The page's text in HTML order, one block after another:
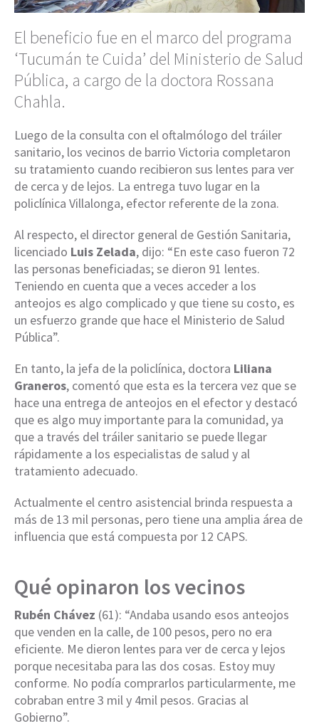
El beneficio fue en el marco del programa
‘Tucumán te Cuida’ del Ministerio de Salud
Pública, a cargo de la doctora Rossana
Chahla.
Luego de la consulta con el oftalmólogo del tráiler
sanitario, los vecinos de barrio Victoria completaron
su tratamiento cuando recibieron sus lentes para ver
de cerca y de lejos. La entrega tuvo lugar en la
policlínica Villalonga, efector referente de la zona.
Al respecto, el director general de Gestión Sanitaria,
licenciado Luis Zelada, dijo: “En este caso fueron 72
las personas beneficiadas; se dieron 91 lentes.
Teniendo en cuenta que a veces acceder a los
anteojos es algo complicado y que tiene su costo, es
un esfuerzo grande que hace el Ministerio de Salud
Pública”.
En tanto, la jefa de la policlínica, doctora Liliana
Graneros, comentó que esta es la tercera vez que se
hace una entrega de anteojos en el efector y destacó
que es algo muy importante para la comunidad, ya
que a través del tráiler sanitario se puede llegar
rápidamente a los especialistas de salud y al
tratamiento adecuado.
Actualmente el centro asistencial brinda respuesta a
más de 13 mil personas, pero tiene una amplia área de
influencia que está compuesta por 12 CAPS.
Qué opinaron los vecinos
Rubén Chávez (61): “Andaba usando esos anteojos
que venden en la calle, de 100 pesos, pero no era
eficiente. Me dieron lentes para ver de cerca y lejos
porque necesitaba para las dos cosas. Estoy muy
conforme. No podía comprarlos particularmente, me
cobraban entre 3 mil y 4mil pesos. Gracias al
Gobierno”.